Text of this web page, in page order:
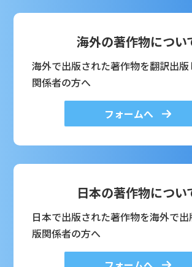
海外の著作物につい
海外で出版された著作物を翻訳出
関係者の方へ
フォームへ
日本の著作物につい
日本で出版された著作物を海外で
版関係者の方へ